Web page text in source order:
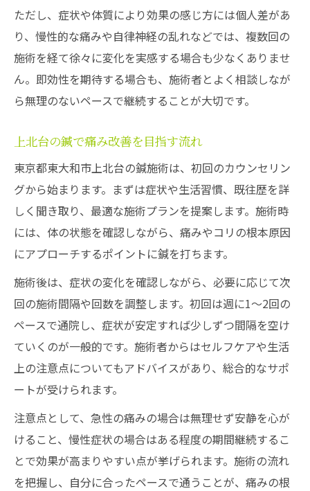
ただし、症状や体質により効果の感じ方には個人差があ
り、慢性的な痛みや自律神経の乱れなどでは、複数回の
施術を経て徐々に変化を実感する場合も少なくありませ
ん。即効性を期待する場合も、施術者とよく相談しなが
ら無理のないペースで継続することが大切です。
上北台の鍼で痛み改善を目指す流れ
東京都東大和市上北台の鍼施術は、初回のカウンセリン
グから始まります。まずは症状や生活習慣、既往歴を詳
しく聞き取り、最適な施術プランを提案します。施術時
には、体の状態を確認しながら、痛みやコリの根本原因
にアプローチするポイントに鍼を打ちます。
施術後は、症状の変化を確認しながら、必要に応じて次
回の施術間隔や回数を調整します。初回は週に1～2回の
ペースで通院し、症状が安定すれば少しずつ間隔を空け
ていくのが一般的です。施術者からはセルフケアや生活
上の注意点についてもアドバイスがあり、総合的なサポ
ートが受けられます。
注意点として、急性の痛みの場合は無理せず安静を心が
けること、慢性症状の場合はある程度の期間継続するこ
とで効果が高まりやすい点が挙げられます。施術の流れ
を把握し、自分に合ったペースで通うことが、痛みの根